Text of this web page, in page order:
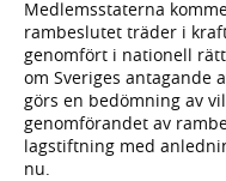
Medlemsstaterna
rambeslutet träder i
genomfört i nationell
om Sveriges antagande
görs en bedömning av
genomförandet av
lagstiftning med
nu.